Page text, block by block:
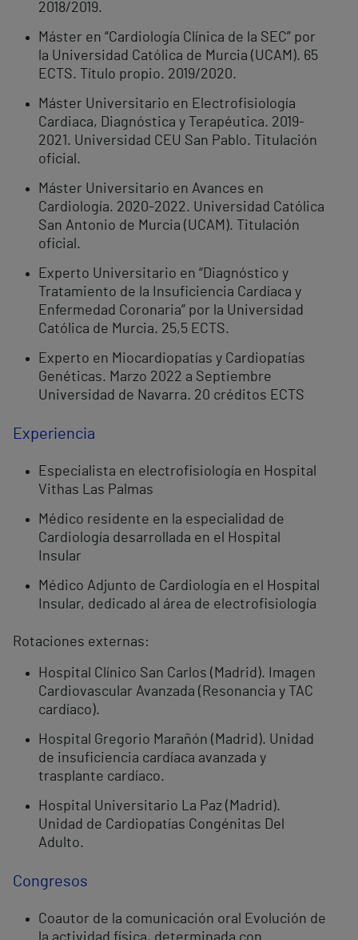
2018/2019.
Máster en “Cardiología Clínica de la SEC” por
la Universidad Católica de Murcia (UCAM). 65
ECTS. Título propio. 2019/2020.
Máster Universitario en Electrofisiología
Cardiaca, Diagnóstica y Terapéutica. 2019-
2021. Universidad CEU San Pablo. Titulación
oficial.
Máster Universitario en Avances en
Cardiología. 2020-2022. Universidad Católica
San Antonio de Murcia (UCAM). Titulación
oficial.
Experto Universitario en “Diagnóstico y
Tratamiento de la Insuficiencia Cardíaca y
Enfermedad Coronaria” por la Universidad
Católica de Murcia. 25,5 ECTS.
Experto en Miocardiopatías y Cardiopatías
Genéticas. Marzo 2022 a Septiembre
Universidad de Navarra. 20 créditos ECTS
Experiencia
Especialista en electrofisiología en Hospital
Vithas Las Palmas
Médico residente en la especialidad de
Cardiología desarrollada en el Hospital
Insular
Médico Adjunto de Cardiología en el Hospital
Insular, dedicado al área de electrofisiología
Rotaciones externas:
Hospital Clínico San Carlos (Madrid). Imagen
Cardiovascular Avanzada (Resonancia y TAC
cardíaco).
Hospital Gregorio Marañón (Madrid). Unidad
de insuficiencia cardíaca avanzada y
trasplante cardíaco.
Hospital Universitario La Paz (Madrid).
Unidad de Cardiopatías Congénitas Del
Adulto.
Congresos
Coautor de la comunicación oral Evolución de